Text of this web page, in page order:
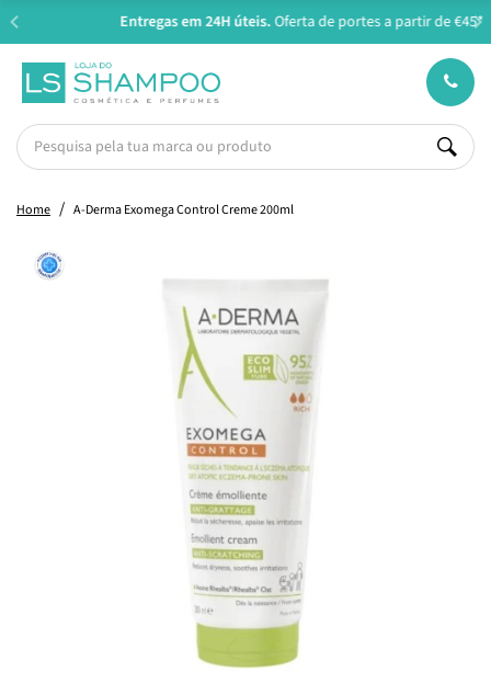
Entregas em 24H úteis.Oferta de portes a partir de €45*
Home A-Derma Exomega Control Creme 200ml